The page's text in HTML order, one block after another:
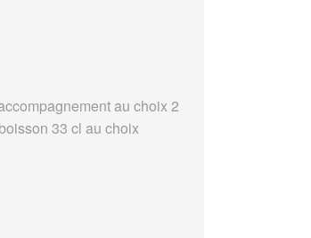
au choix 2
33 cl au choix